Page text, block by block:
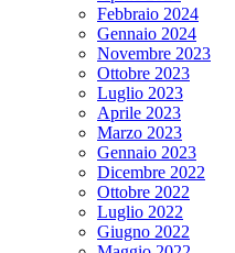
Febbraio 2024
Gennaio 2024
Novembre 2023
Ottobre 2023
Luglio 2023
Aprile 2023
Marzo 2023
Gennaio 2023
Dicembre 2022
Ottobre 2022
Luglio 2022
Giugno 2022